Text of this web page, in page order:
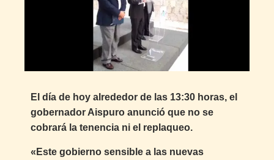
El día de hoy alrededor de las 13:30 horas, el
gobernador Aispuro anunció que no se
cobrará la tenencia ni el replaqueo.
«Este gobierno sensible a las nuevas